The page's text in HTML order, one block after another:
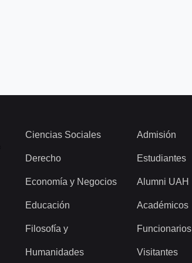
Ciencias Sociales
Derecho
Economía y Negocios
Educación
Filosofía y
Humanidades
Admisión
Estudiantes
Alumni UAH
Académicos
Funcionarios
Visitantes